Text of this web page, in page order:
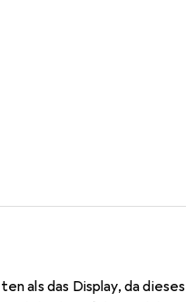
als das Display, da